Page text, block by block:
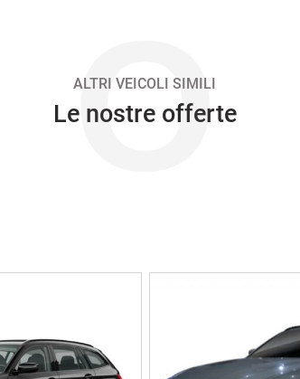
O
ALTRI VEICOLI SIMILI
Le nostre offerte